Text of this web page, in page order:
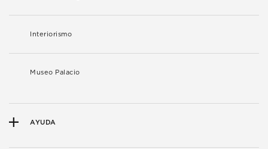
Interiorismo
Museo Palacio
AYUDA